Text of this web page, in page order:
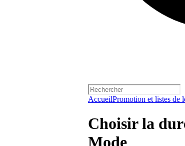
AccueilPromotion et listes de
Choisir la
Mode